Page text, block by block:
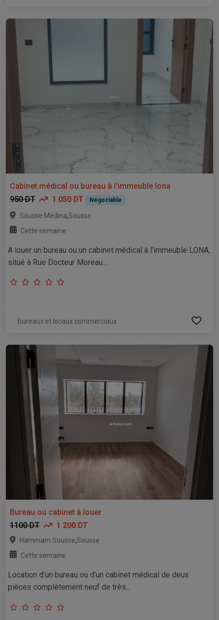
Cabinet médical ou bureau à l'immeuble lona
950 DT
1 050 DT Négociable
Sousse Médina,Sousse
Cette semaine
A louer un bureau ou un cabinet médical à l'immeuble LONA,
situé à Rue Docteur Moreau...
Bureaux et locaux commerciaux
Bureau ou cabinet à louer
1100 DT
1 200 DT
Hammam Sousse,Sousse
Cette semaine
Location d'un bureau ou d'un cabinet médical de deux
pièces complètement neuf de très...